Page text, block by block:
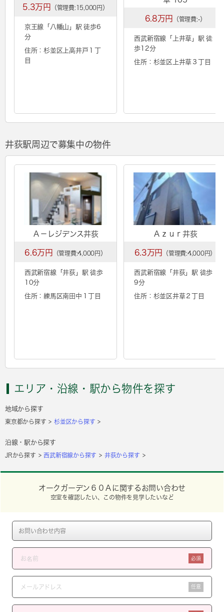
5.3万円 （管理費:15,000円）
京王線「 八幡山 」駅 徒歩6
分
住所：杉並区上高井戸１丁
目
6.8万円 （管理費:-）
西武新宿線「 上井草 」駅 徒
歩12分
住所：杉並区上井草３丁目
井荻駅周辺で募集中の物件
Ａ－レジデンス井荻
6.6万円 （管理費:4,000円）
西武新宿線「井荻 」駅 徒歩
10分
住所：練馬区南田中１丁目
Ａｚｕｒ井荻
6.3万円 （管理費:4,000円）
西武新宿線「 井荻 」駅 徒歩
9分
住所：杉並区井草２丁目
エリア・沿線・駅から物件を探す
地域から探す
東京都から探す 杉並区から探す
沿線・駅から探す
JRから探す 西武新宿線から探す 井荻から探す
オークガーデン６０Ａに関するお問い合わせ
空室を確認したい、この物件を見学したいなど
必須
任意